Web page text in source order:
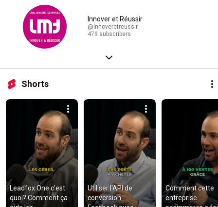
Innover et Réussir
@innoveretreussir
479 subscribers
Shorts
Leadfox One c'est
quoi? Comment ça
Utiliser l'API de
conversion
Comment cette
entreprise